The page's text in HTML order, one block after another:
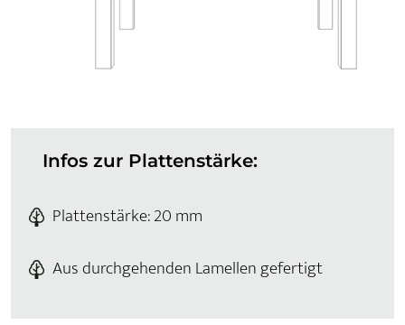
Infos zur Plattenstärke:
Plattenstärke: 20 mm
Aus durchgehenden Lamellen gefertigt